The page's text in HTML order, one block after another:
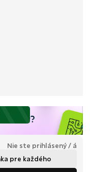
Nie ste prihlásený / á
pre každého